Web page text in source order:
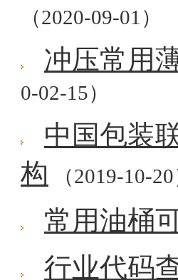
（2020-09-01）
冲压常用
0-02-15）
中国包装
构 （2019-10-
常用油桶
行业代码